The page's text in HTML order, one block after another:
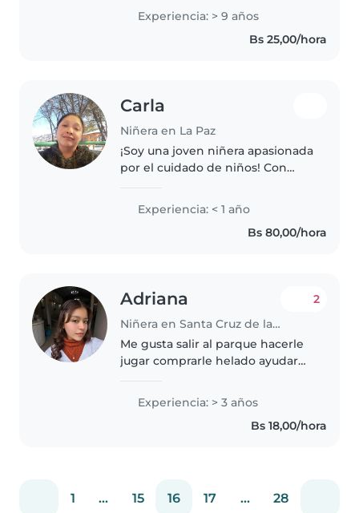
infancias, a los 22 años en el
lugar de niños, Tata, Juan de Dios
empecé con mis prácticas..
Experiencia: > 9 años
Bs 25,00/hora
Carla
Niñera en La Paz
¡Soy una joven niñera apasionada
por el cuidado de niños! Con
encanta leer, dibujar y música.
Disfruto cuidando bebés y
pequeños, acompañándolos con
Experiencia: < 1 año
Bs 80,00/hora
Adriana
Niñera en Santa Cruz de la Sierra
2
Me gusta salir al parque hacerle
jugar comprarle helado ayudar
Experiencia: > 3 años
Bs 18,00/hora
1 ... 15 16 17 ... 28